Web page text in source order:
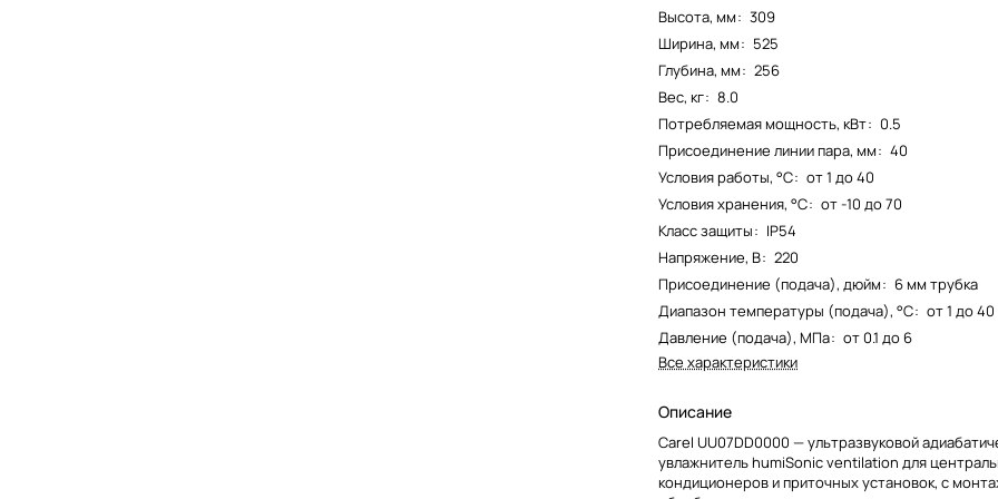
Высота, мм: 309
Ширина, мм: 525
Глубина, мм: 256
Вес, кг: 8.0
Потребляемая мощность, кВт: 0.5
Присоединение линии пара, мм: 40
Условия работы, °С: от 1 до 40
Условия хранения, °С: от -10 до 70
Класс защиты: IP54
Напряжение, В: 220
Присоединение (подача), дюйм: 6 мм трубка
Диапазон температуры (подача), °С: от 1 до 40
Давление (подача), МПа: от 0.1 до 6
Все характеристики
Описание
Carel UU07DD0000 — ультразвуковой
увлажнитель humiSonic ventilation для
кондиционеров и приточных установок, с